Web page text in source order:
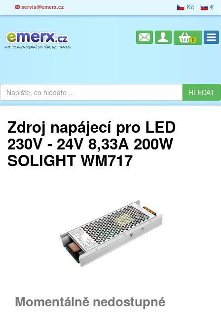
servis@emerx.cz Kč €
0
Zdroj napájecí pro LED
230V - 24V 8,33A 200W
SOLIGHT WM717
Momentálně nedostupné